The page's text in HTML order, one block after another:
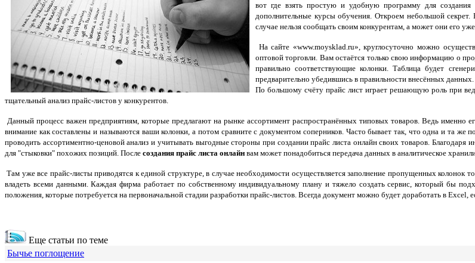
вот где взять простую и удобную программу для создания
дополнительные курсы обучения. Откроем небольшой
случае нельзя сообщать своим конкурентам, а может они его
На сайте «www.moysklad.ru», круглосуточно можно
оптовой торговли. Вам остаётся только свою информацию о
правильно соответствующие колонки. Таблица будет
предварительно убедившись в правильности внесённых
По большому счёту прайс лист играет решающую роль при
тщательный анализ прайс-листов у конкурентов.
Данный процесс важен предприятиям, которые предлагают на рынке ассортимент распространённых типовых товаров. Ведь именно
внимание как составлены и называются ваши колонки, а потом сравните с документом соперников. Часто бывает так, что одна и та же
проводить ассортиментно-ценовой анализ и учитывать выгодные стороны при создании прайс листа онлайн своих товаров.
для "стыковки" похожих позиций. После создания прайс листа онлайн вам может понадобиться передача данных в аналитическое
Там уже все прайс-листы приводятся к единой структуре, в случае необходимости осуществляется заполнение пропущенных колонок
владеть всеми данными. Каждая фирма работает по собственному индивидуальному плану и тяжело создать сервис, который бы
положения, которые потребуется на первоначальной стадии разработки прайс-листов. Всегда документ можно будет доработать в
Еще статьи по теме
Бычье поглощение